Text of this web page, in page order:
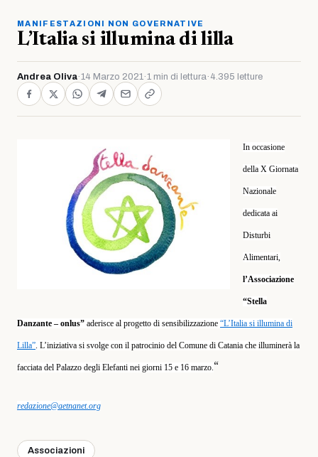
MANIFESTAZIONI NON GOVERNATIVE
L’Italia si illumina di lilla
Andrea Oliva·14 Marzo 2021·1 min di lettura· 4.395 letture
In occasione
della X Giornata
Nazionale
dedicata ai
Disturbi
Alimentari,
l’Associazione
“Stella
Danzante – onlus” aderisce al progetto di sensibilizzazione “L’Italia si illumina di
Lilla”. L’iniziativa si svolge con il patrocinio del Comune di Catania che illuminerà la
facciata del Palazzo degli Elefanti nei giorni 15 e 16 marzo.“
redazione@aetnanet.org
Associazioni